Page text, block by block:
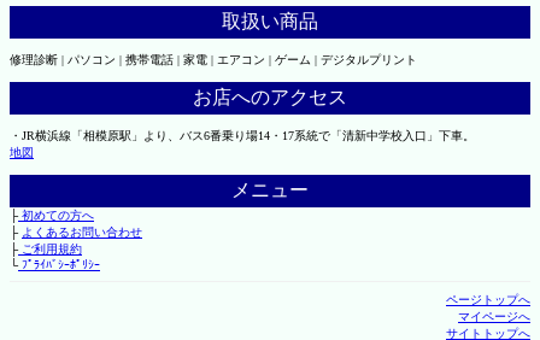
取扱い商品
修理診断 | パソコン | 携帯電話 | 家電 | エアコン | ゲーム | デジタルプリント
お店へのアクセス
・JR横浜線「相模原駅」より、バス6番乗り場14・17系統で「清新中学校入口」下車。
地図
メニュー
├初めての方へ
├ よくあるお問い合わせ
├ご利用規約
└ﾌﾟﾗｲﾊﾞｼｰﾎﾟﾘｼｰ
ページトップへ
マイページへ
サイトトップへ